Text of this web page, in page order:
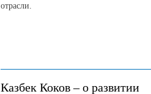
отрасли.
Казбек Коков – о развитии